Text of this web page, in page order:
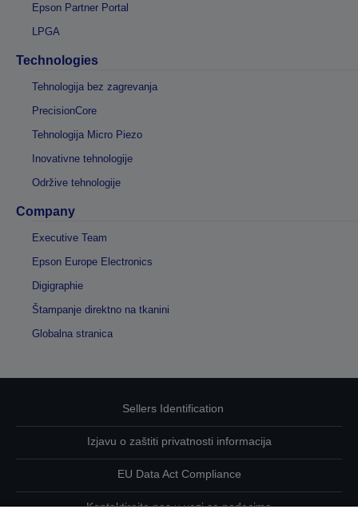
Epson Partner Portal
LPGA
Technologies
Tehnologija bez zagrevanja
PrecisionCore
Tehnologija Micro Piezo
Inovativne tehnologije
Održive tehnologije
Company
Executive Team
Epson Europe Electronics
Digigraphie
Štampanje direktno na tkanini
Globalna stranica
Sellers Identification
Izjavu o zaštiti privatnosti informacija
EU Data Act Compliance
Kontaktirajte nas u vezi sa podacima